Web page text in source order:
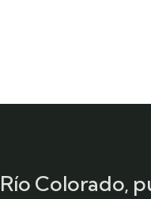
Río Colorado,